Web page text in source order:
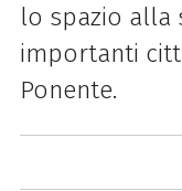
lo spazio alla
importanti
Ponente.